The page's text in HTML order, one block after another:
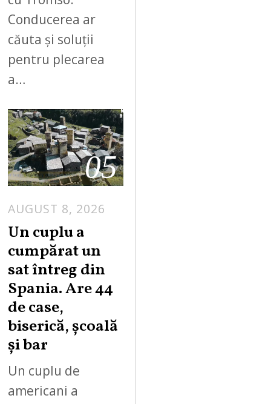
Conducerea ar
căuta și soluții
pentru plecarea
a…
05
AUGUST 8, 2026
Un cuplu a
cumpărat un
sat întreg din
Spania. Are 44
de case,
biserică, școală
și bar
Un cuplu de
americani a